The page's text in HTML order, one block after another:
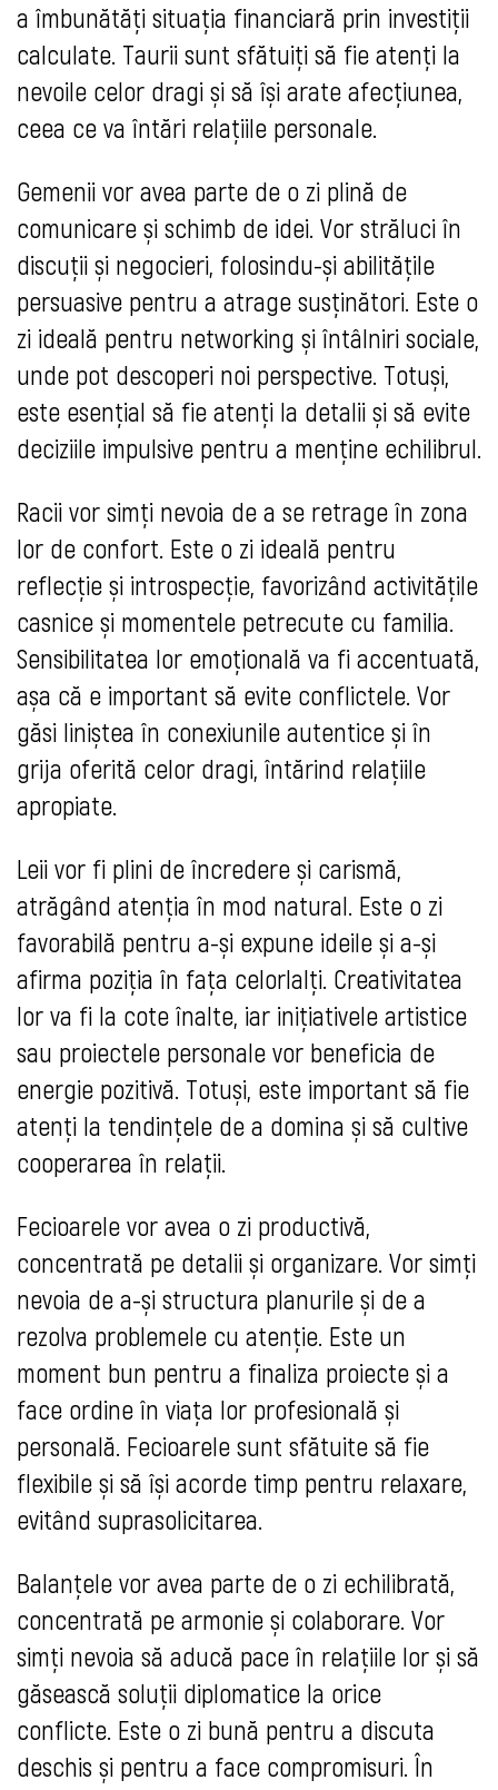
a îmbunătăți situația financiară prin investiții
calculate. Taurii sunt sfătuiți să fie atenți la
nevoile celor dragi și să își arate afecțiunea,
ceea ce va întări relațiile personale.
Gemenii vor avea parte de o zi plină de
comunicare și schimb de idei. Vor străluci în
discuții și negocieri, folosindu-și abilitățile
persuasive pentru a atrage susținători. Este o
zi ideală pentru networking și întâlniri sociale,
unde pot descoperi noi perspective. Totuși,
este esențial să fie atenți la detalii și să evite
deciziile impulsive pentru a menține echilibrul.
Racii vor simți nevoia de a se retrage în zona
lor de confort. Este o zi ideală pentru
reflecție și introspecție, favorizând activitățile
casnice și momentele petrecute cu familia.
Sensibilitatea lor emoțională va fi accentuată,
așa că e important să evite conflictele. Vor
găsi liniștea în conexiunile autentice și în
grija oferită celor dragi, întărind relațiile
apropiate.
Leii vor fi plini de încredere și carismă,
atrăgând atenția în mod natural. Este o zi
favorabilă pentru a-și expune ideile și a-și
afirma poziția în fața celorlalți. Creativitatea
lor va fi la cote înalte, iar inițiativele artistice
sau proiectele personale vor beneficia de
energie pozitivă. Totuși, este important să fie
atenți la tendințele de a domina și să cultive
cooperarea în relații.
Fecioarele vor avea o zi productivă,
concentrată pe detalii și organizare. Vor simți
nevoia de a-și structura planurile și de a
rezolva problemele cu atenție. Este un
moment bun pentru a finaliza proiecte și a
face ordine în viața lor profesională și
personală. Fecioarele sunt sfătuite să fie
flexibile și să își acorde timp pentru relaxare,
evitând suprasolicitarea.
Balanțele vor avea parte de o zi echilibrată,
concentrată pe armonie și colaborare. Vor
simți nevoia să aducă pace în relațiile lor și să
găsească soluții diplomatice la orice
conflicte. Este o zi bună pentru a discuta
deschis și pentru a face compromisuri. În